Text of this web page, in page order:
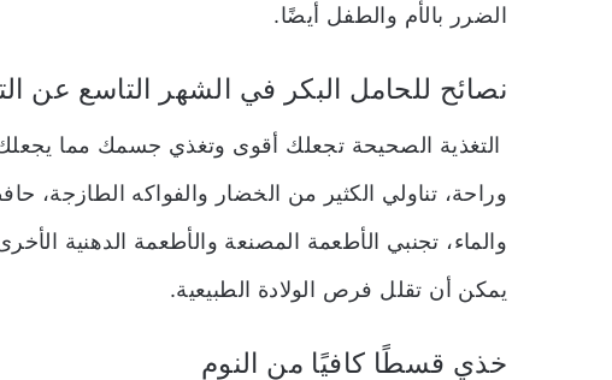
الضرر بالأم والطفل أيضًا.
نصائح للحامل البكر في الشهر التاسع عن
التغذية الصحيحة تجعلك أقوى وتغذي جسمك مما
وراحة، تناولي الكثير من الخضار والفواكه
والماء، تجنبي الأطعمة المصنعة والأطعمة الدهنية
يمكن أن تقلل فرص الولادة الطبيعية.
خذي قسطًا كافيًا من النوم